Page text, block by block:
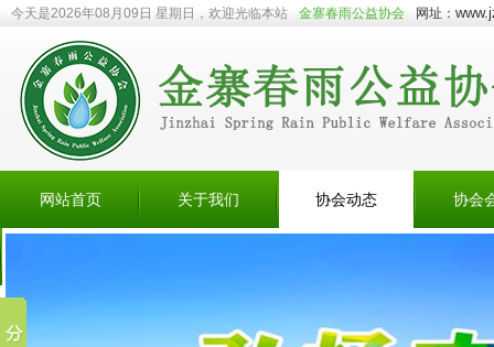
今天是2026年08月09日 星期日，欢迎光临本站 金寨春雨公益协会 网址：
网站首页 关于我们 协会动态 协会